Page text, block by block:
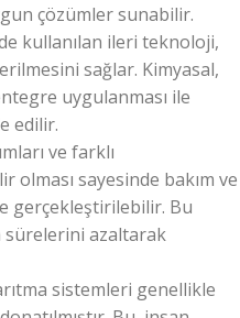
çözümler sunabilir.
kullanılan ileri teknoloji,
sağlar. Kimyasal,
uygulanması ile
edilir.
ve farklı
sayesinde bakım ve
gerçekleştirilebilir. Bu
sürelerini azaltarak
sistemleri genellikle